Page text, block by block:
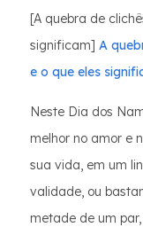
[A quebra de
significam] A
e o que eles
Neste Dia dos
melhor no amor e
sua vida, em um
validade, ou
metade de um